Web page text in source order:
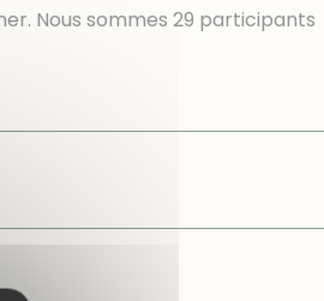
Nous sommes 29 participants